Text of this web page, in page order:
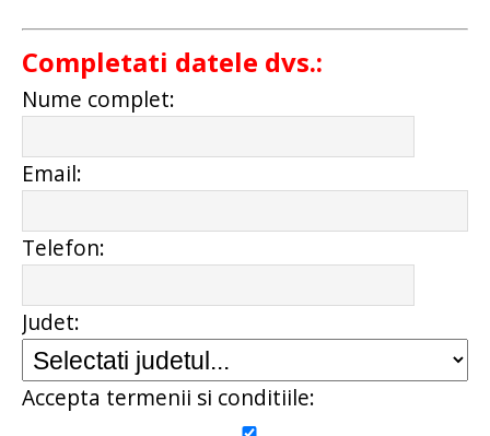
Completati datele dvs.:
Nume complet:
Email:
Telefon:
Judet:
Accepta termenii si conditiile: